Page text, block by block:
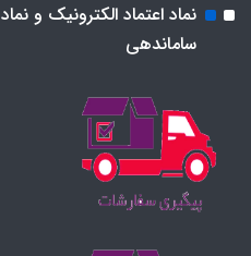
نماد اعتماد الکترونیک و نماد
ساماندهی